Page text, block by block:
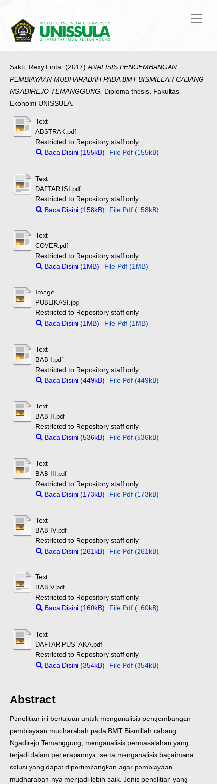
Sakti, Rexy Lintar (2017)ANALISIS PENGEMBANGAN
PEMBIAYAAN MUDHARABAH PADA BMT BISMILLAH CABANG
NGADIREJO TEMANGGUNG. Diploma thesis, Fakultas
Ekonomi UNISSULA.
Text
ABSTRAK.pdf
Restricted to Repository staff only
Baca Disini (155kB)
File Pdf (155kB)
Text
DAFTAR ISI.pdf
Restricted to Repository staff only
Baca Disini (158kB)
File Pdf (158kB)
Text
COVER.pdf
Restricted to Repository staff only
Baca Disini (1MB)
File Pdf (1MB)
Image
PUBLIKASI.jpg
Restricted to Repository staff only
Baca Disini (1MB)
File Pdf (1MB)
Text
BAB I.pdf
Restricted to Repository staff only
Baca Disini (449kB)
File Pdf (449kB)
Text
BAB II.pdf
Restricted to Repository staff only
Baca Disini (536kB)
File Pdf (536kB)
Text
BAB III.pdf
Restricted to Repository staff only
Baca Disini (173kB)
File Pdf (173kB)
Text
BAB IV.pdf
Restricted to Repository staff only
Baca Disini (261kB)
File Pdf (261kB)
Text
BAB V.pdf
Restricted to Repository staff only
Baca Disini (160kB)
File Pdf (160kB)
Text
DAFTAR PUSTAKA.pdf
Restricted to Repository staff only
Baca Disini (354kB)
File Pdf (354kB)
Abstract
Penelitian ini bertujuan untuk menganalisis pengembangan
pembiayaan mudharabah pada BMT Bismillah cabang
Ngadirejo Temanggung, menganalisis permasalahan yang
terjadi dalam penerapannya, serta menganalisis bagaimana
solusi yang dapat dipertimbangkan agar pembiayaan
mudharabah-nya menjadi lebih baik. Jenis penelitian yang